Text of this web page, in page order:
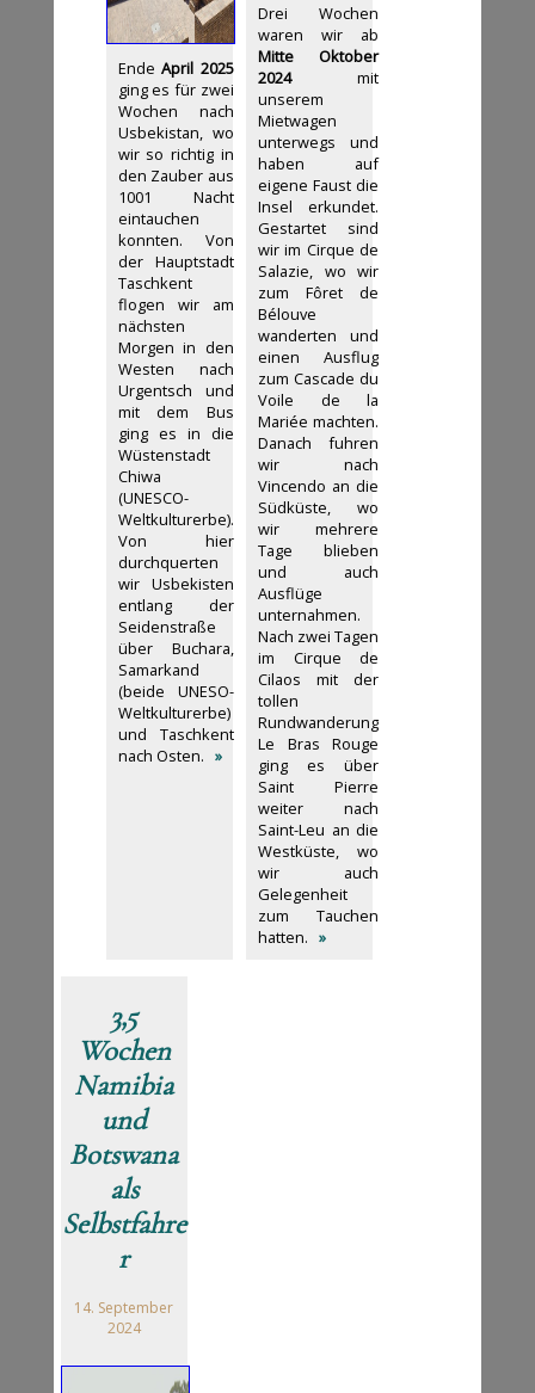
EndeApril 2025
ging es für zwei
Wochen nach
Usbekistan, wo
wir so richtig in
den Zauber aus
1001 Nacht
eintauchen
konnten. Von
der Hauptstadt
Taschkent
flogen wir am
nächsten
Morgen in den
Westen nach
Urgentsch und
mit dem Bus
ging es in die
Wüstenstadt
Chiwa
(UNESCO-
Weltkulturerbe).
Von hier
durchquerten
wir Usbekisten
entlang der
Seidenstraße
über Buchara,
Samarkand
(beide UNESO-
Weltkulturerbe)
und Taschkent
nach Osten. »
Drei Wochen
waren wir ab
Mitte Oktober
2024mit
unserem
Mietwagen
unterwegs und
haben auf
eigene Faust die
Insel erkundet.
Gestartet sind
wir im Cirque de
Salazie, wo wir
zum Fôret de
Bélouve
wanderten und
einen Ausflug
zum Cascade du
Voile de la
Mariée machten.
Danach fuhren
wir nach
Vincendo an die
Südküste, wo
wir mehrere
Tage blieben
und auch
Ausflüge
unternahmen.
Nach zwei Tagen
im Cirque de
Cilaos mit der
tollen
Rundwanderung
Le Bras Rouge
ging es über
Saint Pierre
weiter nach
Saint-Leu an die
Westküste, wo
wir auch
Gelegenheit
zum Tauchen
hatten. »
3,5
Wochen
Namibia
und
Botswana
als
Selbstfahre
r
14. September
2024